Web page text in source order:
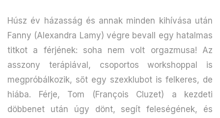
Húsz év házasság és annak minden kihívása után
Fanny (Alexandra Lamy) végre bevall egy hatalmas
titkot a férjének: soha nem volt orgazmusa! Az
asszony terápiával, csoportos workshoppal is
megpróbálkozik, sőt egy szexklubot is felkeres, de
hiába. Férje, Tom (François Cluzet) a kezdeti
döbbenet után úgy dönt, segít feleségének, és